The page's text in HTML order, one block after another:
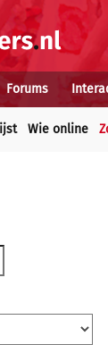
Forums
Wie online